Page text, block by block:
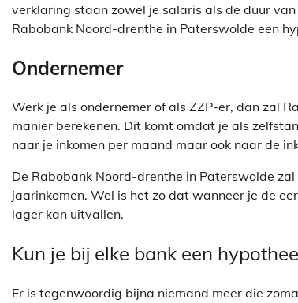
verklaring staan zowel je salaris als de duur
Rabobank Noord-drenthe in Paterswolde een
Ondernemer
Werk je als ondernemer of als ZZP-er, dan zal
manier berekenen. Dit komt omdat je als
naar je inkomen per maand maar ook naar de
De Rabobank Noord-drenthe in Paterswolde
jaarinkomen. Wel is het zo dat wanneer je de
lager kan uitvallen.
Kun je bij elke bank een
Er is tegenwoordig bijna niemand meer die